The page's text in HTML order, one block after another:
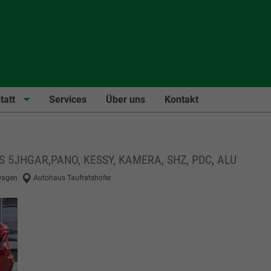
Services Über uns Kontakt
KESSY, KAMERA, SHZ, PDC, ALU
Autohaus Taufratshofer